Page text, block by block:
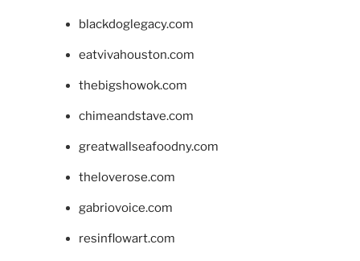
blackdoglegacy.com
eatvivahouston.com
thebigshowok.com
chimeandstave.com
greatwallseafoodny.com
theloverose.com
gabriovoice.com
resinflowart.com